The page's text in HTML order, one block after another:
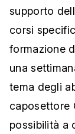
supporto
corsi
formazione
una
tema degli
caposettore
possibilità a